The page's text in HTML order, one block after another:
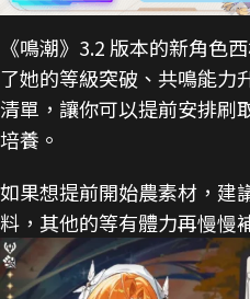
《鳴潮》3.2 版本的新角色
了她的等級突破、共鳴能力
清單，讓你可以提前安排刷
培養。
如果想提前開始農素材，建
料，其他的等有體力再慢慢